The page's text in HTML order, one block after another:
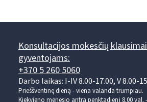
Konsultacijos mokesčių
gyventojams:
+370 5 260 5060
Darbo laikas: I-IV 8.00-17.00, V 8.00-
Prieššventinę dieną - viena valanda trumpiau.
Kiekvieno mėnesio antrą penktadienį 8.00 val.